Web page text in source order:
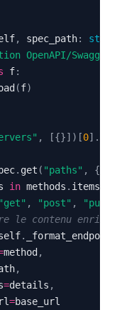
, spec_path: str
OpenAPI/
f:
(f)
, [{}] ) [0] .
. get ( "paths" , {
in methods . items
"get" , "post" , "put"
le contenu enrichi
.
method ,
,
=details ,
=